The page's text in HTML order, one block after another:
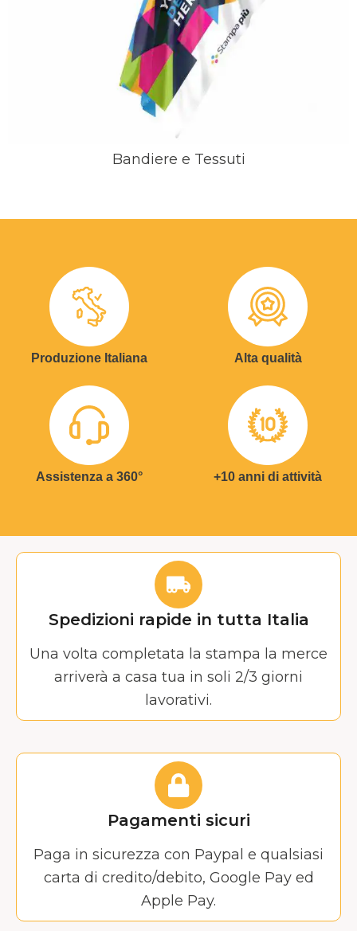
Bandiere e Tessuti
Produzione Italiana Alta qualità
Assistenza a 360° +10 anni di attività
Spedizioni rapide in tutta Italia
Una volta completata la stampa la merce
arriverà a casa tua in soli 2/3 giorni
lavorativi.
Pagamenti sicuri
Paga in sicurezza con Paypal e qualsiasi
carta di credito/debito, Google Pay ed
Apple Pay.